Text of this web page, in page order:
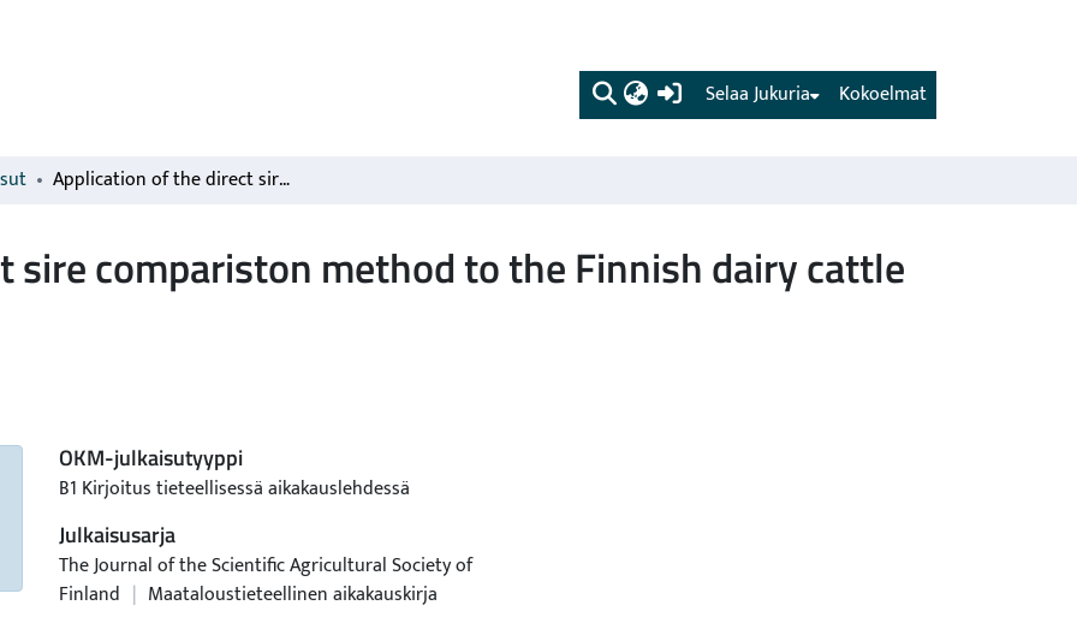
(current) Kokoelmat
Selaa Jukuria
Application of the direct sire compariston method to the Finnish dairy cattle population
sire compariston method to the Finnish dairy cattle
OKM-julkaisutyyppi
B1 Kirjoitus tieteellisessä aikakauslehdessä
Julkaisusarja
The Journal of the Scientific Agricultural Society of
Finland | Maataloustieteellinen aikakauskirja